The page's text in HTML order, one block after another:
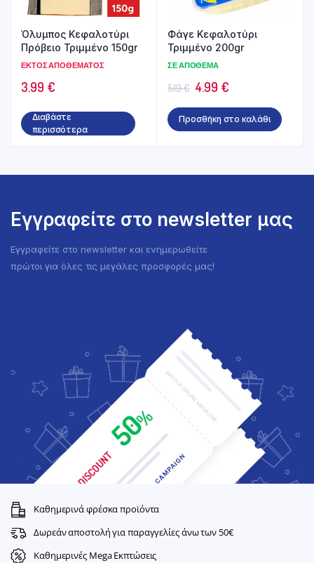
Όλυμπος Κεφαλοτύρι
Πρόβειο Τριμμένο 150gr
ΕΚΤΌΣ ΑΠΟΘΈΜΑΤΟΣ
3.99 €
Διαβάστε
περισσότερα
Φάγε Κεφαλοτύρι
Τριμμένο 200gr
ΣΕ ΑΠΌΘΕΜΑ
5.19€ Original
price
was:
4.99 €Η
τρέχουσα
τιμή
Προσθήκη στο καλάθι
Εγγραφείτε στο newsletter μας
Εγγραφείτε στο newsletter και ενημερωθείτε
πρώτοι για όλες τις μεγάλες προσφορές μας!
Καθημερινά φρέσκα προϊόντα
Δωρεάν αποστολή για παραγγελίες άνω των 50€
Καθημερινές Mega Εκπτώσεις